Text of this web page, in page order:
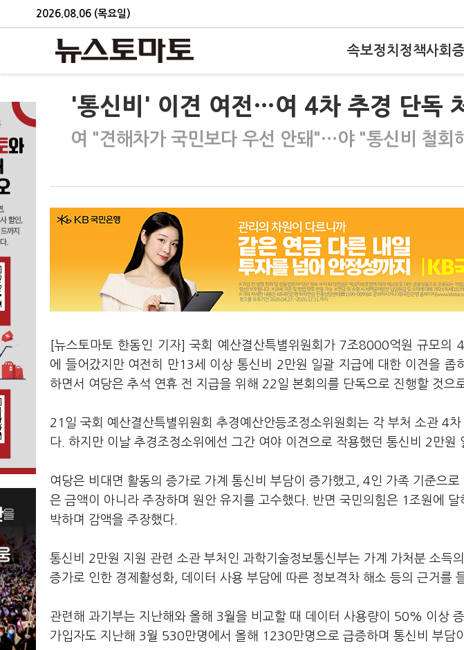
2026.08.06 (목요일)
속보정치 정책사회
'통신비' 이견 여전…여 4차 추경 단독
여 "견해차가 국민보다 우선 안돼"…야 "통신비 철회
[뉴스토마토 한동인 기자] 국회 예산결산특별위원회가 7조8000억원 규모의
에 들어갔지만 여전히 만13세 이상 통신비 2만원 일괄 지급에 대한 이견을 좁
하면서 여당은 추석 연휴 전 지급을 위해 22일 본회의를 단독으로 진행할 것으
21일 국회 예산결산특별위원회 추경예산안등조정소위원회는 각 부처 소관 4
다. 하지만 이날 추경조정소위에선 그간 여야 이견으로 작용했던 통신비 2만원
여당은 비대면 활동의 증가로 가계 통신비 부담이 증가했고, 4인 가족 기준으
은 금액이 아니라 주장하며 원안 유지를 고수했다. 반면 국민의힘은 1조원에
박하며 감액을 주장했다.
통신비 2만원 지원 관련 소관 부처인 과학기술정보통신부는 가계 가처분 소득
증가로 인한 경제활성화, 데이터 사용 부담에 따른 정보격차 해소 등의 근거를
관련해 과기부는 지난해와 올해 3월을 비교할 때 데이터 사용량이 50% 이상
가입자도 지난해 3월 530만명에서 올해 1230만명으로 급증하며 통신비 부담